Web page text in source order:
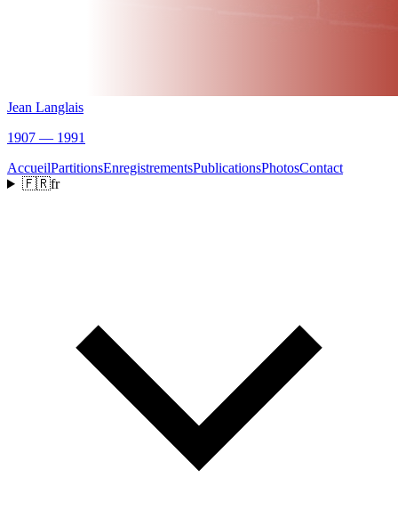
Jean Langlais
1907 — 1991
AccueilPartitionsEnregistrementsPublicationsPhotosContact
🇫🇷fr